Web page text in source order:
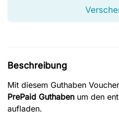
Beschreibung
Mit diesem Guthaben
PrePaid Guthaben um den
aufladen.